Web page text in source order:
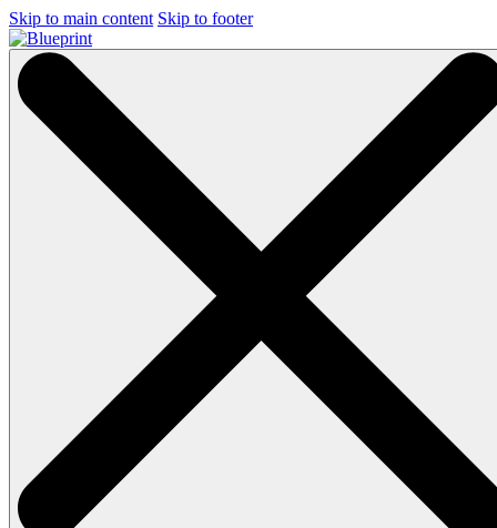
Skip to main content Skip to footer